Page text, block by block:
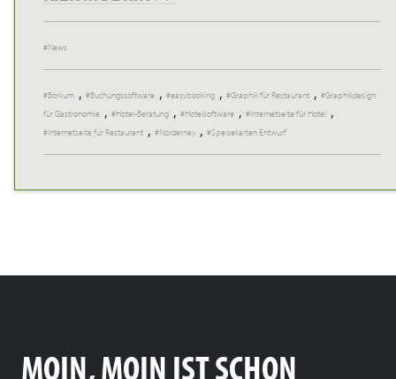
News
Borkum , Buchungssoftware , easybooking , Graphik für Restaurant ,
Graphikdesign
für Gastronomie , Hotel-Beratung , Hotelsoftware , Internetseite für Hotel ,
Internetseite für Restaurant , Norderney , Speisekarten Entwurf
MOIN, MOIN IST SCHON